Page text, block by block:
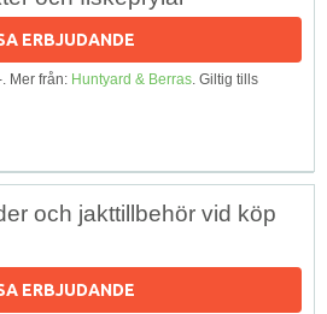
ERBJUDANDE
Mer från: Huntyard & Berras. Giltig tills
och jakttillbehör vid köp
ERBJUDANDE